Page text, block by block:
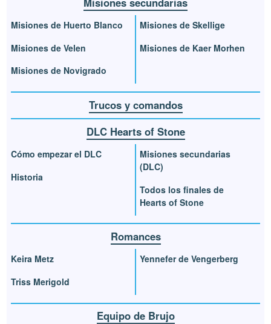
Misiones de Huerto Blanco
Misiones de Velen
Misiones de Novigrado
Misiones de Skellige
Misiones de Kaer Morhen
Trucos y comandos
DLC Hearts of Stone
Cómo empezar el DLC
Historia
Misiones secundarias
(DLC)
Todos los finales de
Hearts of Stone
Romances
Keira Metz
Triss Merigold
Yennefer de Vengerberg
Equipo de Brujo